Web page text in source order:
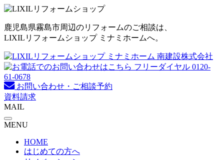
コ
テ
ン
ツ
へ
ス
キ
ッ
プ
鹿児島県霧島市周辺のリフォームのご相談は、
LIXILリフォームショップ ミナミホームへ。
お問い合わせ・ご相談予約
資料請求
MAIL
MENU
HOME
はじめての方へ